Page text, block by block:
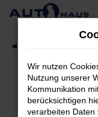
Zum
Fehler:
Wir nutzen
Nutzung unserer
Kommunikation
berücksichtigen
verarbeiten Daten